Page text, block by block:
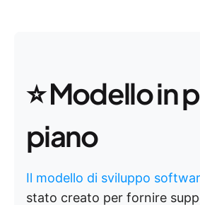
⭐️ Modello in
piano
Il modello di sviluppo
stato creato per fornire